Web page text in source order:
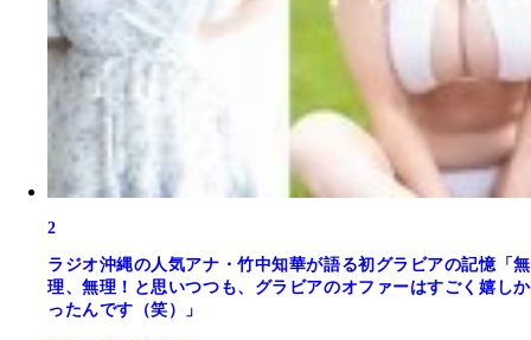
2
ラジオ沖縄の人気アナ・竹中知華が語る初グラビアの記憶「無
理、無理！と思いつつも、グラビアのオファーはすごく嬉しか
ったんです（笑）」